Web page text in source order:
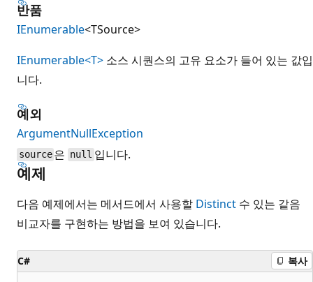
반품
IEnumerable<TSource>
IEnumerable<T> 소스 시퀀스의 고유 요소가 들어 있는 값입
니다.
예외
ArgumentNullException
source 은 null 입니다.
예제
다음 예제에서는 메서드에서 사용할 Distinct 수 있는 같음
비교자를 구현하는 방법을 보여 있습니다.
C# 복사